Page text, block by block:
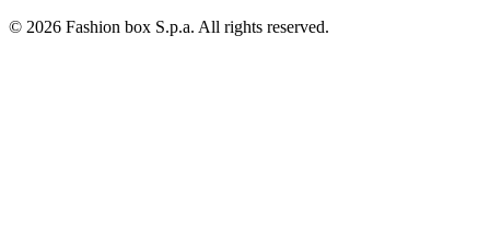
© 2026 Fashion box S.p.a. All rights reserved.